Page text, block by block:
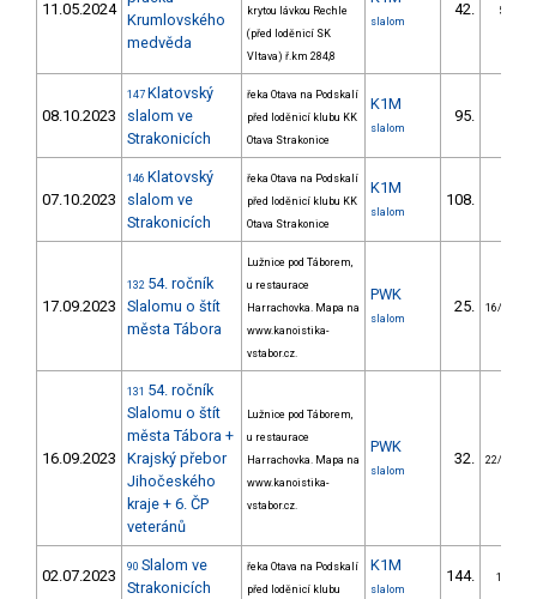
11.05.2024
Krumlovského
medvěda
krytou lávkou Rechle
(před loděnicí SK
Vltava) ř.km 284,8
slalom
42. 5/ZM
08.10.2023
147 Klatovský
slalom ve
Strakonicích
řeka Otava na Podskalí
před loděnicí klubu KK
Otava Strakonice
K1M
slalom
95.
07.10.2023
146 Klatovský
slalom ve
Strakonicích
řeka Otava na Podskalí
před loděnicí klubu KK
Otava Strakonice
K1M
slalom
108.
17.09.2023
132 54. ročník
Slalomu o štít
města Tábora
Lužnice pod Táborem,
u restaurace
Harrachovka. Mapa na
www.kanoistika-
vstabor.cz.
PWK
slalom
25. 16/PZM
16.09.2023
131 54. ročník
Slalomu o štít
města Tábora +
Krajský přebor
Jihočeského
kraje + 6. ČP
veteránů
Lužnice pod Táborem,
u restaurace
Harrachovka. Mapa na
www.kanoistika-
vstabor.cz.
PWK
slalom
32. 22/PZM
02.07.2023 90 Slalom ve
Strakonicích
řeka Otava na Podskalí
před loděnicí klubu
K1M
slalom
144. 10/PZ